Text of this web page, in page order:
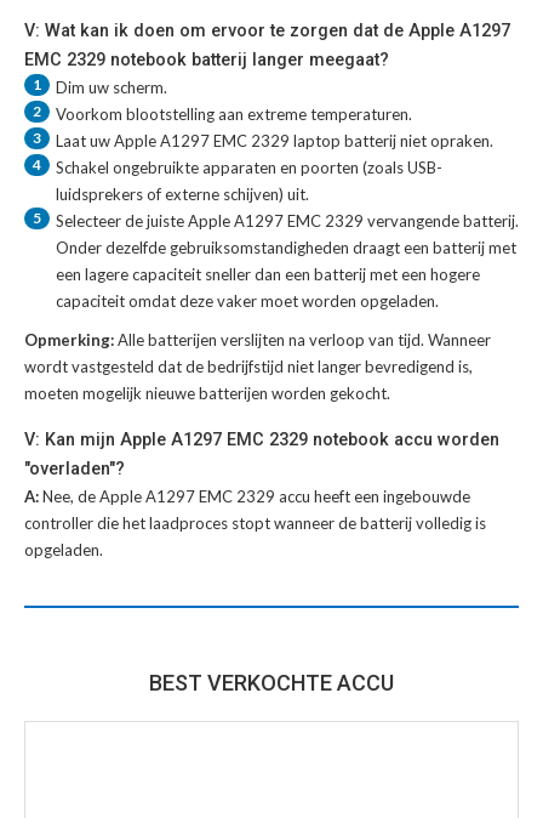
V: Wat kan ik doen om ervoor te zorgen dat de Apple A1297
EMC 2329 notebook batterij langer meegaat?
1 Dim uw scherm.
2 Voorkom blootstelling aan extreme temperaturen.
3 Laat uwApple A1297 EMC 2329 laptop batterijniet opraken.
4
Schakel ongebruikte apparaten en poorten (zoals USB-
luidsprekers of externe schijven) uit.
5 Selecteer de juisteApple A1297 EMC 2329 vervangende batterij.
Onder dezelfde gebruiksomstandigheden draagt een batterij met
een lagere capaciteit sneller dan een batterij met een hogere
capaciteit omdat deze vaker moet worden opgeladen.
Opmerking:Alle batterijen verslijten na verloop van tijd. Wanneer
wordt vastgesteld dat de bedrijfstijd niet langer bevredigend is,
moeten mogelijk nieuwe batterijen worden gekocht.
V: Kan mijn Apple A1297 EMC 2329 notebook accu worden
"overladen"?
A:Nee, de Apple A1297 EMC 2329 accu heeft een ingebouwde
controller die het laadproces stopt wanneer de batterij volledig is
opgeladen.
BEST VERKOCHTE ACCU